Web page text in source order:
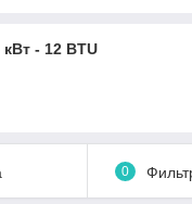
кВт - 12 BTU
0